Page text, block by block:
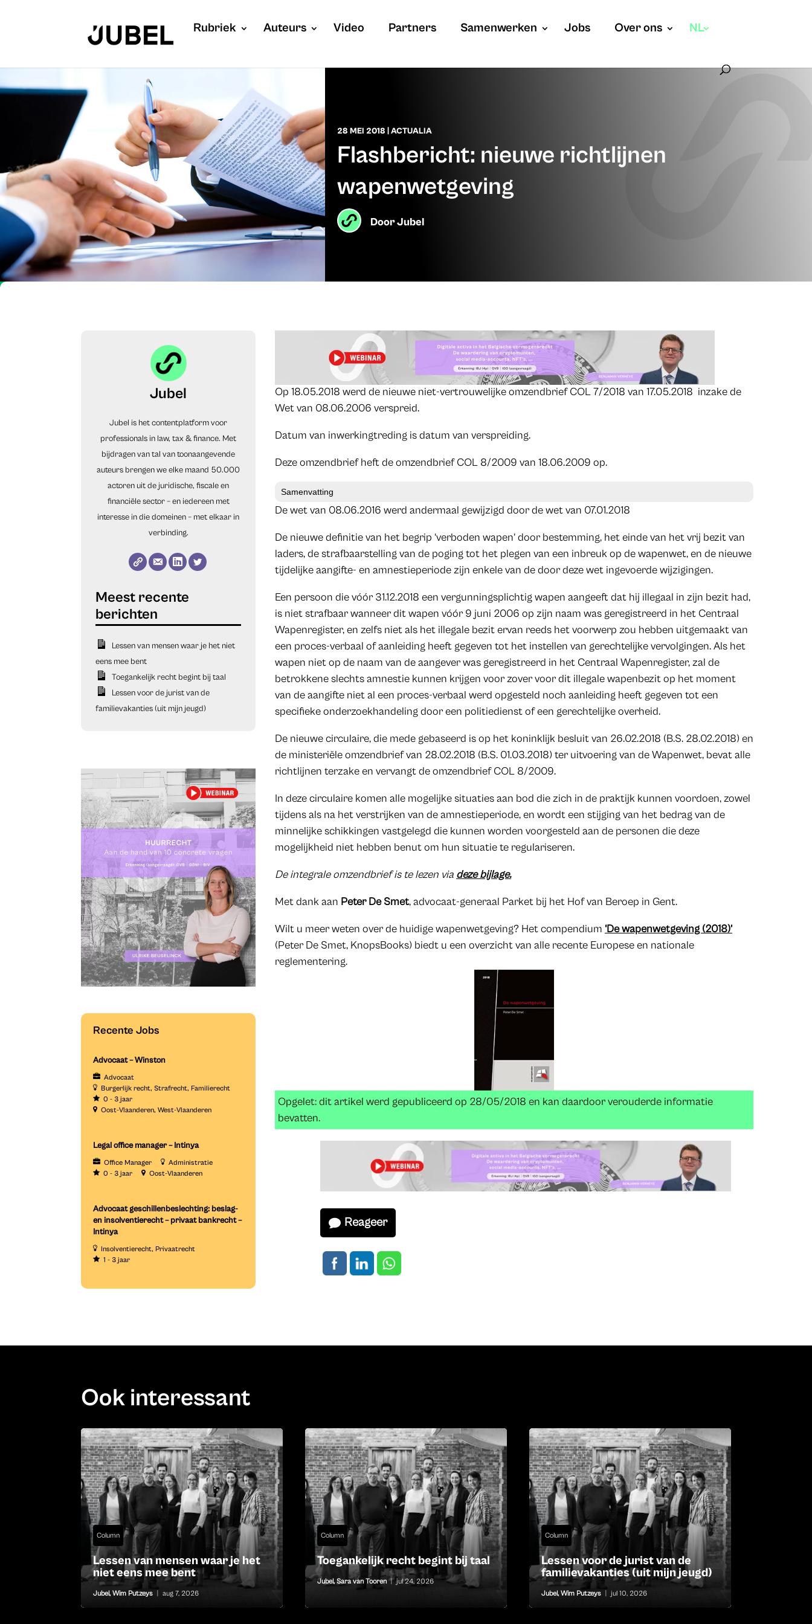
Rubriek Auteurs Video Partners Samenwerken Jobs Over ons NL
28 MEI 2018 ACTUALIA
Flashbericht: nieuwe richtlijnen
wapenwetgeving
DoorJubel
Jubel
Jubel is het contentplatform voor
professionals in law, tax & finance. Met
bijdragen van tal van toonaangevende
auteurs brengen we elke maand 50.000
actoren uit de juridische, fiscale en
financiële sector – en iedereen met
interesse in die domeinen – met elkaar in
verbinding.
Lessen van mensen waar je het niet
eens mee bent
Toegankelijk recht begint bij taal
Lessen voor de jurist van de
familievakanties (uit mijn jeugd)
Recente Jobs
Advocaat – Winston
Advocaat
Burgerlijk recht Strafrecht Familierecht
0 - 3 jaar
Oost-Vlaanderen West-Vlaanderen
Legal office manager – Intinya
Office Manager
Administratie
0 - 3 jaar
Oost-Vlaanderen
Advocaat geschillenbeslechting: beslag-
en insolventierecht – privaat bankrecht –
Intinya
Insolventierecht Privaatrecht
1 - 3 jaar
Op 18.05.2018 werd de nieuwe niet-vertrouwelijke omzendbrief COL 7/2018 van 17.05.2018 inzake de
Wet van 08.06.2006 verspreid.
Datum van inwerkingtreding is datum van verspreiding.
Deze omzendbrief heft de omzendbrief COL 8/2009 van 18.06.2009 op.
Samenvatting
De wet van 08.06.2016 werd andermaal gewijzigd door de wet van 07.01.2018
De nieuwe definitie van het begrip ‘verboden wapen’ door bestemming, het einde van het vrij bezit van
laders, de strafbaarstelling van de poging tot het plegen van een inbreuk op de wapenwet, en de nieuwe
tijdelijke aangifte- en amnestieperiode zijn enkele van de door deze wet ingevoerde wijzigingen.
Een persoon die vóór 31.12.2018 een vergunningsplichtig wapen aangeeft dat hij illegaal in zijn bezit had,
is niet strafbaar wanneer dit wapen vóór 9 juni 2006 op zijn naam was geregistreerd in het Centraal
Wapenregister, en zelfs niet als het illegale bezit ervan reeds het voorwerp zou hebben uitgemaakt van
een proces-verbaal of aanleiding heeft gegeven tot het instellen van gerechtelijke vervolgingen. Als het
wapen niet op de naam van de aangever was geregistreerd in het Centraal Wapenregister, zal de
betrokkene slechts amnestie kunnen krijgen voor zover voor dit illegale wapenbezit op het moment
van de aangifte niet al een proces-verbaal werd opgesteld noch aanleiding heeft gegeven tot een
specifieke onderzoekhandeling door een politiedienst of een gerechtelijke overheid.
De nieuwe circulaire, die mede gebaseerd is op het koninklijk besluit van 26.02.2018 (B.S. 28.02.2018) en
de ministeriële omzendbrief van 28.02.2018 (B.S. 01.03.2018) ter uitvoering van de Wapenwet, bevat alle
richtlijnen terzake en vervangt de omzendbrief COL 8/2009.
In deze circulaire komen alle mogelijke situaties aan bod die zich in de praktijk kunnen voordoen, zowel
tijdens als na het verstrijken van de amnestieperiode, en wordt een stijging van het bedrag van de
minnelijke schikkingen vastgelegd die kunnen worden voorgesteld aan de personen die deze
mogelijkheid niet hebben benut om hun situatie te regulariseren.
De integrale omzendbrief is te lezen via deze bijlage.
Met dank aan Peter De Smet, advocaat-generaal Parket bij het Hof van Beroep in Gent.
Wilt u meer weten over de huidige wapenwetgeving? Het compendium ‘De wapenwetgeving (2018)’
(Peter De Smet, KnopsBooks) biedt u een overzicht van alle recente Europese en nationale
reglementering.
Opgelet: dit artikel werd gepubliceerd op 28/05/2018 en kan daardoor verouderde informatie
bevatten.
Reageer
Ook interessant
Column
Lessen van mensen waar je het
niet eens mee bent
Jubel,Wim Putzeys aug 7, 2026
Column
Toegankelijk recht begint bij taal
Jubel,Sara van Tooren | jul 24, 2026
Column
Lessen voor de jurist van de
familievakanties (uit mijn jeugd)
Jubel,Wim Putzeys jul 10, 2026